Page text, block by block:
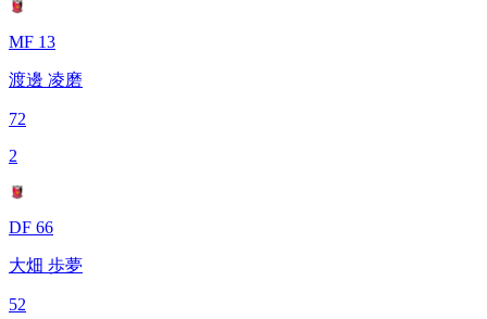
MF 13
渡邊 凌磨
72
2
DF 66
大畑 歩夢
52